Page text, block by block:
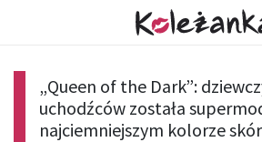
„Queen of the Dark”:
uchodźców została
najciemniejszym kolorze